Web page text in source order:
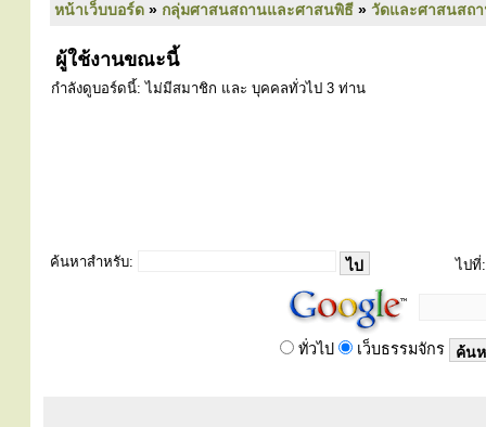
หน้าเว็บบอร์ด » กลุ่มศาสนสถานและศาสนพิธี » วัดและศาสนสถ
ผู้ใช้งานขณะนี้
กำลังดูบอร์ดนี้: ไม่มีสมาชิก และ บุคคลทั่วไป 3 ท่าน
ค้นหาสำหรับ: ไปที่:
ทั่วไป เว็บธรรมจักร